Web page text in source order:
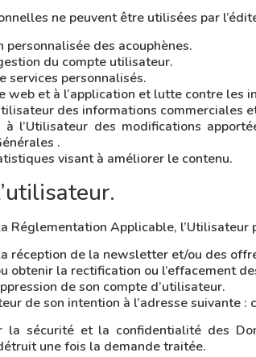
ne peuvent être utilisées par
personnalisée des acouphènes.
du compte utilisateur.
services personnalisés.
web et à l’application et lutte contre les
des informations commerciales
à l’Utilisateur des modifications
.
visant à améliorer le contenu.
Réglementation Applicable,
réception de la newsletter et/ou des
obtenir la rectification ou l’effacement
de son compte d’utilisateur.
de son intention à l’adresse suivante
la sécurité et la confidentialité des
une fois la demande traitée.